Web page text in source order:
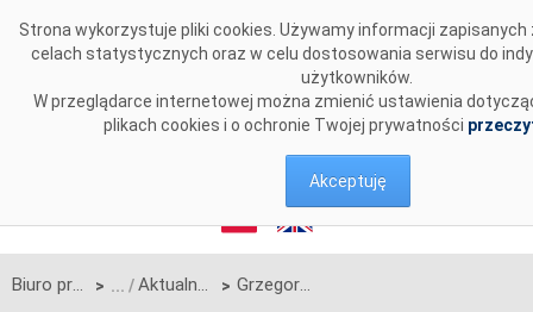
Strona wykorzystuje pliki cookies. Używamy informacji zapisanych
celach statystycznych oraz w celu dostosowania serwisu do
użytkowników.
W przeglądarce internetowej można zmienić ustawienia
plikach cookies i o ochronie Twojej prywatności
Akceptuję
Biuro prasowe > Aktualności > Grzegorz Bojar o cyberbezpieczeństwie